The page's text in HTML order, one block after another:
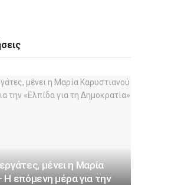
μένει η Μαρία
Η επόμενη μέρα για την